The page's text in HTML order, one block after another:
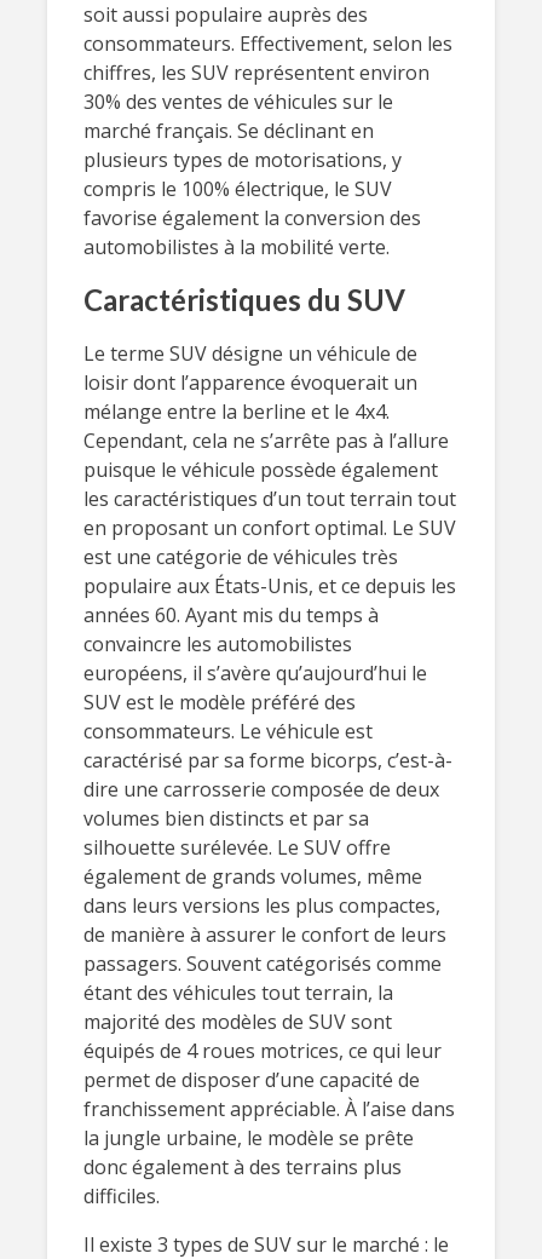
soit aussi populaire auprès des
consommateurs. Effectivement, selon les
chiffres, les SUV représentent environ
30% des ventes de véhicules sur le
marché français. Se déclinant en
plusieurs types de motorisations, y
compris le 100% électrique, le SUV
favorise également la conversion des
automobilistes à la mobilité verte.
Caractéristiques du SUV
Le terme SUV désigne un véhicule de
loisir dont l’apparence évoquerait un
mélange entre la berline et le 4x4.
Cependant, cela ne s’arrête pas à l’allure
puisque le véhicule possède également
les caractéristiques d’un tout terrain tout
en proposant un confort optimal. Le SUV
est une catégorie de véhicules très
populaire aux États-Unis, et ce depuis les
années 60. Ayant mis du temps à
convaincre les automobilistes
européens, il s’avère qu’aujourd’hui le
SUV est le modèle préféré des
consommateurs. Le véhicule est
caractérisé par sa forme bicorps, c’est-à-
dire une carrosserie composée de deux
volumes bien distincts et par sa
silhouette surélevée. Le SUV offre
également de grands volumes, même
dans leurs versions les plus compactes,
de manière à assurer le confort de leurs
passagers. Souvent catégorisés comme
étant des véhicules tout terrain, la
majorité des modèles de SUV sont
équipés de 4 roues motrices, ce qui leur
permet de disposer d’une capacité de
franchissement appréciable. À l’aise dans
la jungle urbaine, le modèle se prête
donc également à des terrains plus
difficiles.
Il existe 3 types de SUV sur le marché : le